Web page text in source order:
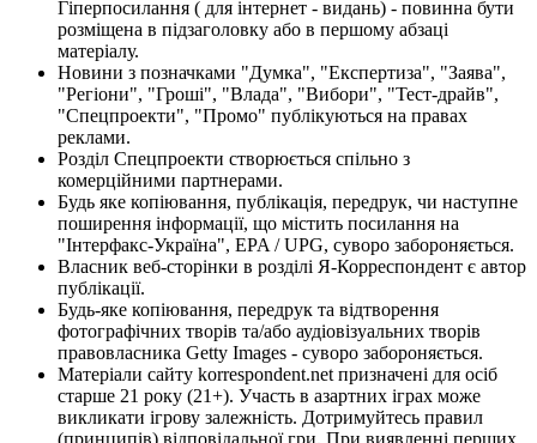
Гіперпосилання ( для інтернет - видань) - повинна бути
розміщена в підзаголовку або в першому абзаці
матеріалу.
Новини з позначками "Думка", "Експертиза", "Заява",
"Регіони", "Гроші", "Влада", "Вибори", "Тест-драйв",
"Спецпроекти", "Промо" публікуються на правах
реклами.
Розділ Спецпроекти створюється спільно з
комерційними партнерами.
Будь яке копіювання, публікація, передрук, чи наступне
поширення інформації, що містить посилання на
"Інтерфакс-Україна", EPA / UPG, суворо забороняється.
Власник веб-сторінки в розділі Я-Корреспондент є автор
публікації.
Будь-яке копіювання, передрук та відтворення
фотографічних творів та/або аудіовізуальних творів
правовласника Getty Images - суворо забороняється.
Матеріали сайту korrespondent.net призначені для осіб
старше 21 року (21+). Участь в азартних іграх може
викликати ігрову залежність. Дотримуйтесь правил
(принципів) відповідальної гри. При виявленні перших